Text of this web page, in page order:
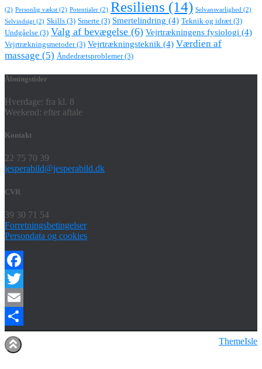
(2) Personlig vækst (2) Potentialer (2) Resiliens (14) Selvansvarlighed (2)
Selvindsigt (2) Skills (3) Smerte (3) Smertelindring (4) Teknik og idræt (3)
Undgåelse (3) Valg af bevægelse (6) Vejrtrækningens fysiologi (4)
Vejrtrækningsmetoder(3) Vejrtrækningsteknik (4) Værdien af
massage (5) Åndedrætsproblemer(3)
Åbningstider
Hverdage: fra kl. 8
Weekend: efter aftale
Kontakt
22 75 70 39
jesperabild@jesperabild.dk
CVR
39 30 71 54
Forretningsbetingelser
Persondata og cookies
Facebook
Twitter
Email
Share
ThemeIsle